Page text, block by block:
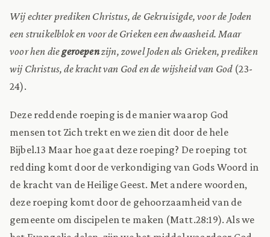
Wij echter prediken Christus, de Gekruisigde, voor de Joden
een struikelblok en voor de Grieken een dwaasheid. Maar
voor hen diegeroepenzijn, zowel Joden als Grieken, prediken
wij Christus, de kracht van God en de wijsheid van God (23-
24).
Deze reddende roeping is de manier waarop God
mensen tot Zich trekt en we zien dit door de hele
Bijbel.13 Maar hoe gaat deze roeping? De roeping tot
redding komt door de verkondiging van Gods Woord in
de kracht van de Heilige Geest. Met andere woorden,
deze roeping komt door de gehoorzaamheid van de
gemeente om discipelen te maken (Matt.28:19). Als we